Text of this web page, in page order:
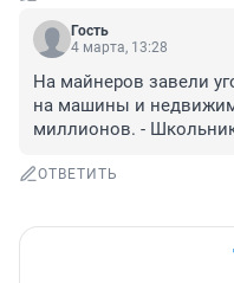
Гость
4 марта, 13:28
На майнеров завели
на машины и
миллионов. -
ОТВЕТИТЬ